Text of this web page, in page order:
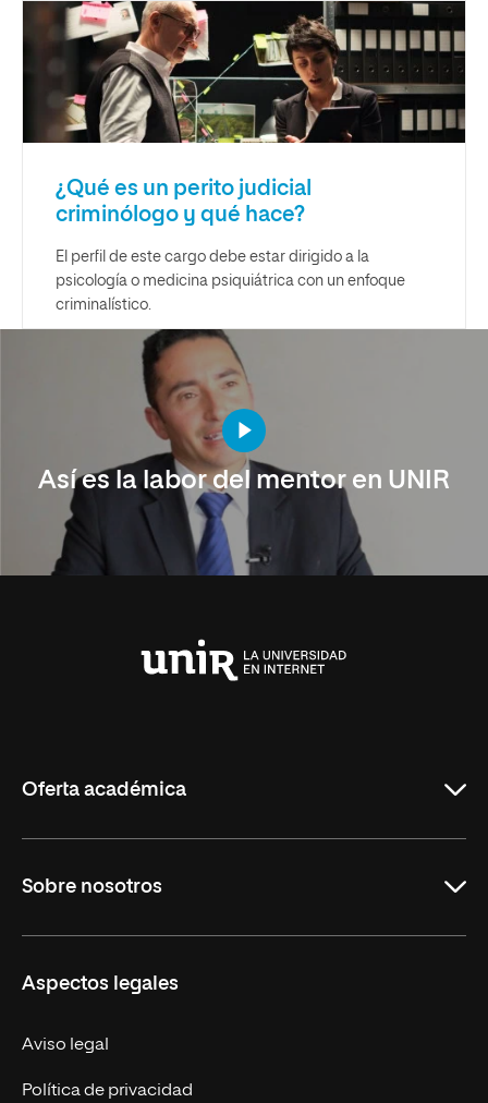
¿Qué es un perito judicial
criminólogo y qué hace?
El perfil de este cargo debe estar dirigido a la
psicología o medicina psiquiátrica con un enfoque
criminalístico.
Así es la labor del mentor en UNIR
Oferta académica
Maestrías
Educación Continuada
Sobre nosotros
Trabaja en UNIR
Actualidad
Contacto
Aspectos legales
Aviso legal
Política de privacidad